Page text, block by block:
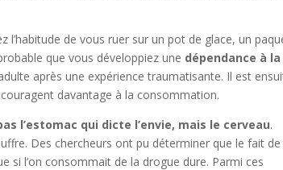
de vous ruer sur un pot de glace, un
que vous développiez une dépendance à la
après une expérience traumatisante. Il est
davantage à la consommation.
l’estomac qui dicte l’envie, mais le cerveau.
Des chercheurs ont pu déterminer que le fait de
si l’on consommait de la drogue dure. Parmi ces